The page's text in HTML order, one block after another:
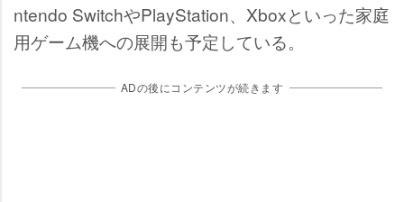
ntendo SwitchやPlayStation、Xboxといった家庭
用ゲーム機への展開も予定している。
ADの後にコンテンツが続きます